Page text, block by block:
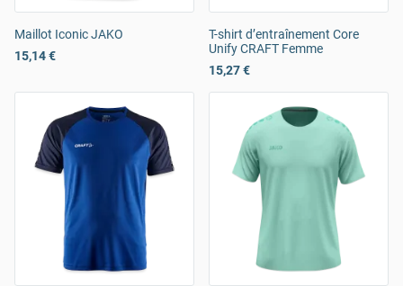
Maillot Iconic JAKO
15,14 €
T-shirt d’entraînement Core
Unify CRAFT Femme
15,27 €